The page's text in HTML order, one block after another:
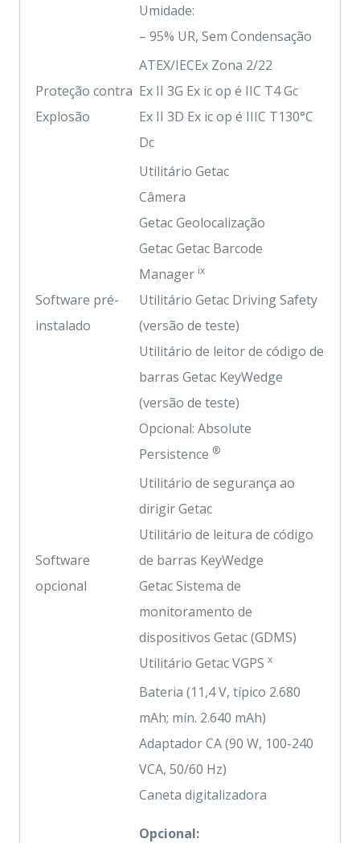
Umidade:
– 95% UR, Sem Condensação
Proteção contra
Explosão
ATEX/IECEx Zona 2/22
Ex II 3G Ex ic op é IIC T4 Gc
Ex II 3D Ex ic op é IIIC T130°C
Dc
Software pré-
instalado
Utilitário Getac
Câmera
Getac Geolocalização
Getac Getac Barcode
Manager ix
Utilitário Getac Driving Safety
(versão de teste)
Utilitário de leitor de código de
barras Getac KeyWedge
(versão de teste)
Opcional: Absolute
Persistence ®
Software
opcional
Utilitário de segurança ao
dirigir Getac
Utilitário de leitura de código
de barras KeyWedge
Getac Sistema de
monitoramento de
dispositivos Getac (GDMS)
Utilitário Getac VGPS x
Bateria (11,4 V, típico 2.680
mAh; mín. 2.640 mAh)
Adaptador CA (90 W, 100-240
VCA, 50/60 Hz)
Caneta digitalizadora
Opcional: